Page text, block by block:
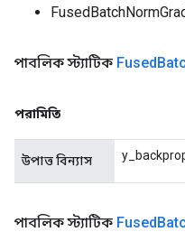
পাবলিক স্ট্যাটিক Fused
পরামিতি
উপাত্ত বিন্যাস
পাবলিক স্ট্যাটিক Fused